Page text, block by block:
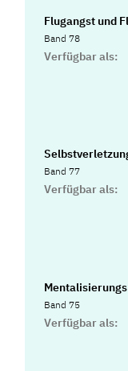
Flugangst und
Band 78
Verfügbar als:
Band 77
Verfügbar als:
Band 75
Verfügbar als: